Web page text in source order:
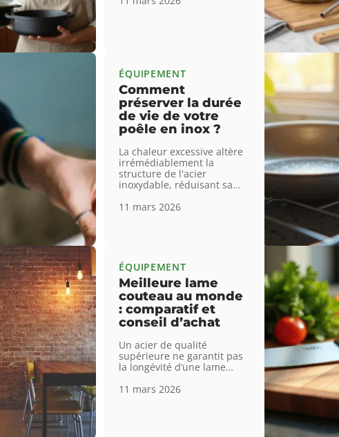
ÉQUIPEMENT
Comment
préserver la durée
de vie de votre
poêle en inox ?
La chaleur excessive altère
irrémédiablement la
structure de l'acier
inoxydable, réduisant sa…
11 mars 2026
ÉQUIPEMENT
Meilleure lame
couteau au monde
: comparatif et
conseil d’achat
Un acier de qualité
supérieure ne garantit pas
la longévité d’une lame…
11 mars 2026